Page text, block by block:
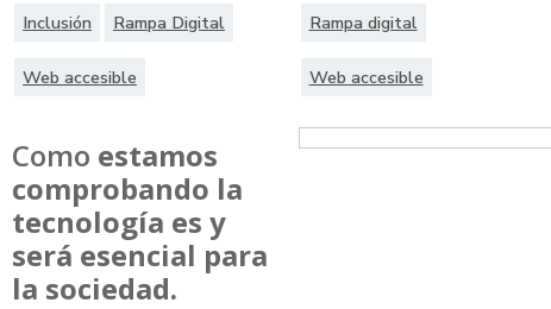
Inclusión Rampa Digital
Web accesible
Rampa digital
Web accesible
Como estamos
comprobando la
tecnología es y
será esencial para
la sociedad.